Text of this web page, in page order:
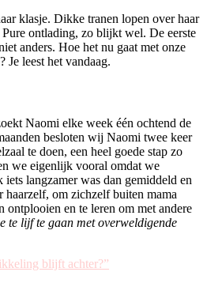
klasje. Dikke tranen lopen over haar
ontlading, zo blijkt wel. De eerste
anders. Hoe het nu gaat met onze
Je leest het vandaag.
Naomi elke week één ochtend de
besloten wij Naomi twee keer
te doen, een heel goede stap zo
we eigenlijk vooral omdat we
langzamer was dan gemiddeld en
haarzelf, om zichzelf buiten mama
ontplooien en te leren om met andere
te lijf te gaan met overweldigende
blijft achter?”